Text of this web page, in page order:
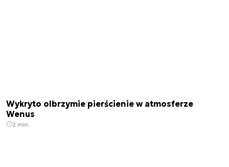
Wykryto olbrzymie pierścienie w atmosferze
Wenus
2 min.